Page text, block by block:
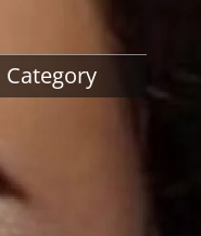
Category